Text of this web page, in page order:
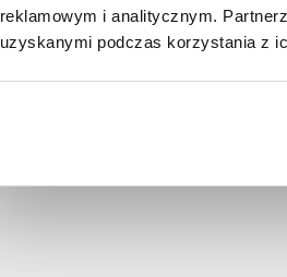
reklamowym i analitycznym.
uzyskanymi podczas korzystania z